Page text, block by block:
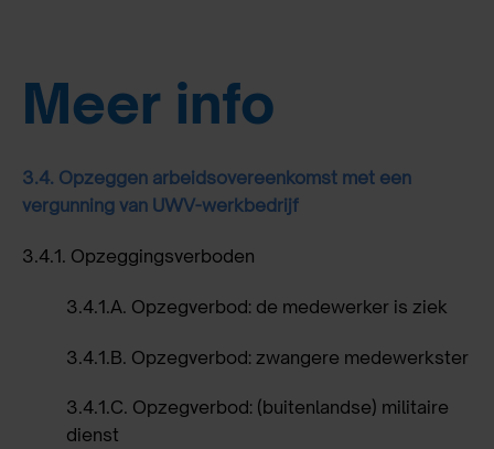
Meer info
3.4. Opzeggen arbeidsovereenkomst met een
vergunning van UWV-werkbedrijf
3.4.1. Opzeggingsverboden
3.4.1.A. Opzegverbod: de medewerker is ziek
3.4.1.B. Opzegverbod: zwangere medewerkster
3.4.1.C. Opzegverbod: (buitenlandse) militaire
dienst